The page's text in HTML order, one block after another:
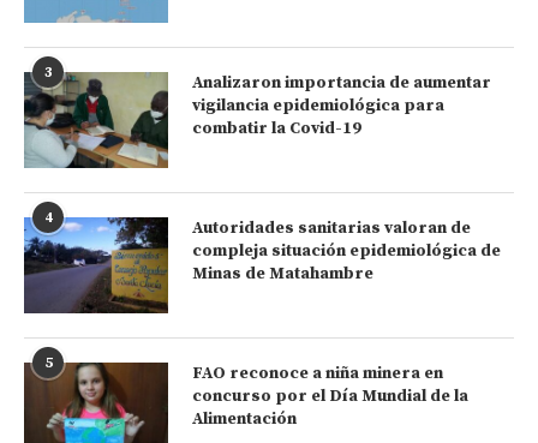
3
Analizaron importancia de aumentar
vigilancia epidemiológica para
combatir la Covid-19
4
Autoridades sanitarias valoran de
compleja situación epidemiológica de
Minas de Matahambre
5
FAO reconoce a niña minera en
concurso por el Día Mundial de la
Alimentación